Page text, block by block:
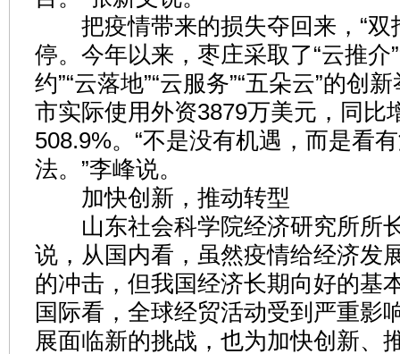
把疫情带来的损失夺回来，“双
停。今年以来，枣庄采取了“云推介
约”“云落地”“云服务”“五朵云”的创
市实际使用外资3879万美元，同比
508.9%。“不是没有机遇，而是看
法。”李峰说。
加快创新，推动转型
山东社会科学院经济研究所所
说，从国内看，虽然疫情给经济发
的冲击，但我国经济长期向好的基
国际看，全球经贸活动受到严重影
展面临新的挑战，也为加快创新、